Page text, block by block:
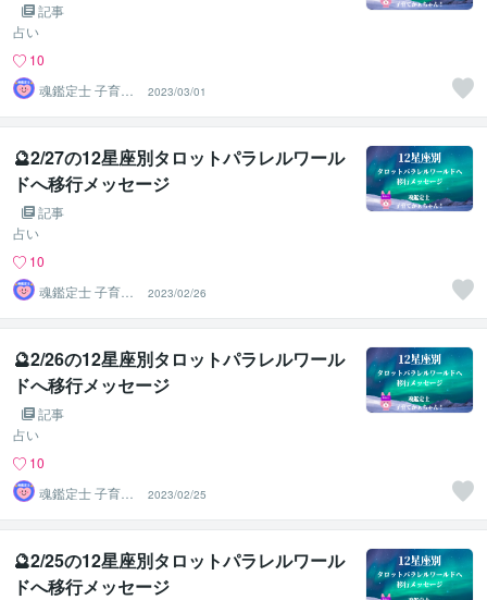
記事
占い
10
魂鑑定士 子育て
かぁちゃん！
2023/03/01
🔮2/27の12星座別タロットパラレルワール
ドへ移行メッセージ
記事
占い
10
魂鑑定士 子育て
かぁちゃん！
2023/02/26
🔮2/26の12星座別タロットパラレルワール
ドへ移行メッセージ
記事
占い
10
魂鑑定士 子育て
かぁちゃん！
2023/02/25
🔮2/25の12星座別タロットパラレルワール
ドへ移行メッセージ